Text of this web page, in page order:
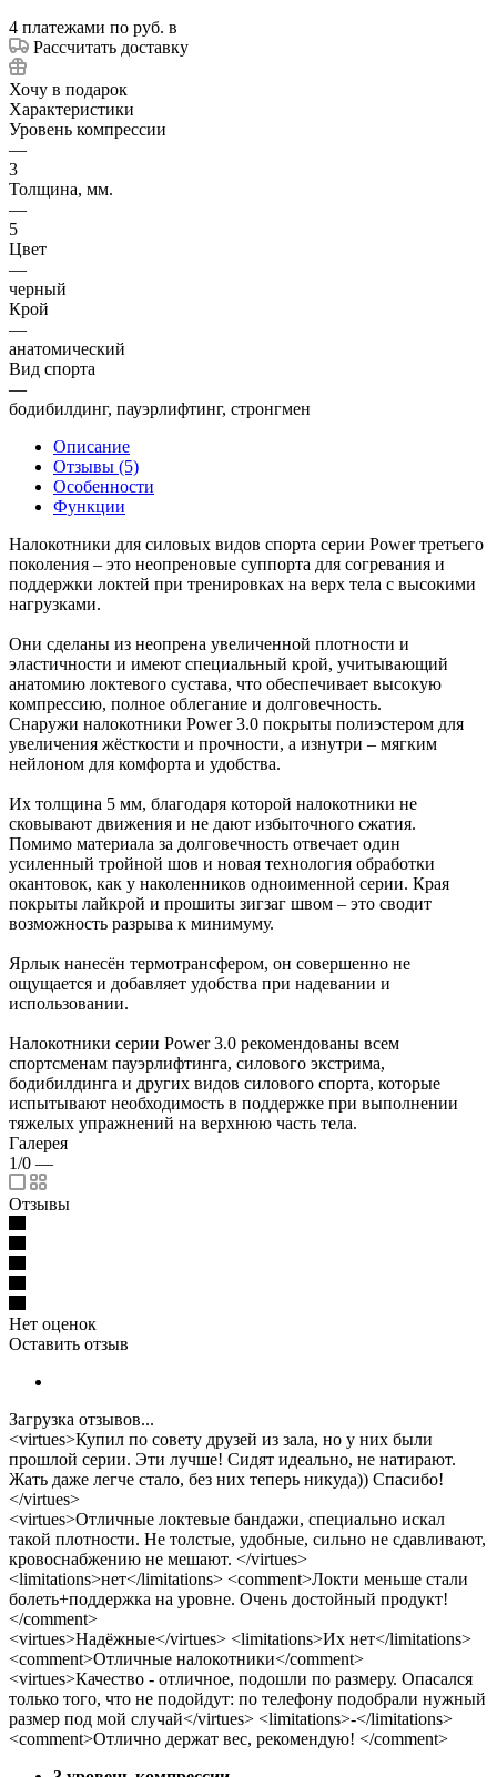
4 платежами по руб. в
Рассчитать доставку
Хочу в подарок
Характеристики
Уровень компрессии
—
3
Толщина, мм.
—
5
Цвет
—
черный
Крой
—
анатомический
Вид спорта
—
бодибилдинг, пауэрлифтинг, стронгмен
Описание
Отзывы (5)
Особенности
Функции
Налокотники для силовых видов спорта серии Power третьего
поколения – это неопреновые суппорта для согревания и
поддержки локтей при тренировках на верх тела с высокими
нагрузками.
Они сделаны из неопрена увеличенной плотности и
эластичности и имеют специальный крой, учитывающий
анатомию локтевого сустава, что обеспечивает высокую
компрессию, полное облегание и долговечность.
Снаружи налокотники Power 3.0 покрыты полиэстером для
увеличения жёсткости и прочности, а изнутри – мягким
нейлоном для комфорта и удобства.
Их толщина 5 мм, благодаря которой налокотники не
сковывают движения и не дают избыточного сжатия.
Помимо материала за долговечность отвечает один
усиленный тройной шов и новая технология обработки
окантовок, как у наколенников одноименной серии. Края
покрыты лайкрой и прошиты зигзаг швом – это сводит
возможность разрыва к минимуму.
Ярлык нанесён термотрансфером, он совершенно не
ощущается и добавляет удобства при надевании и
использовании.
Налокотники серии Power 3.0 рекомендованы всем
спортсменам пауэрлифтинга, силового экстрима,
бодибилдинга и других видов силового спорта, которые
испытывают необходимость в поддержке при выполнении
тяжелых упражнений на верхнюю часть тела.
Галерея
1/0 —
Отзывы
Нет оценок
Оставить отзыв
Загрузка отзывов...
<virtues>Купил по совету друзей из зала, но у них были
прошлой серии. Эти лучше! Сидят идеально, не натирают.
Жать даже легче стало, без них теперь никуда)) Спасибо!
</virtues>
<virtues>Отличные локтевые бандажи, специально искал
такой плотности. Не толстые, удобные, сильно не сдавливают,
кровоснабжению не мешают. </virtues>
<limitations>нет</limitations> <comment>Локти меньше стали
болеть+поддержка на уровне. Очень достойный продукт!
</comment>
<virtues>Надёжные</virtues> <limitations>Их нет</limitations>
<comment>Отличные налокотники</comment>
<virtues>Качество - отличное, подошли по размеру. Опасался
только того, что не подойдут: по телефону подобрали нужный
размер под мой случай</virtues> <limitations>-</limitations>
<comment>Отлично держат вес, рекомендую! </comment>